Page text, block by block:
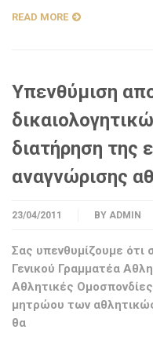
READ MORE
Υπενθύμιση
διατήρηση της
αναγνώρισης
23/04/2011 BY ADMIN
Σας υπενθυμίζουμε ότι
Γενικού Γραμματέα
Αθλητικές
μητρώου των
θα